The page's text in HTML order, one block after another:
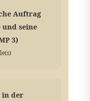
Auftrag
und seine
3)
in der